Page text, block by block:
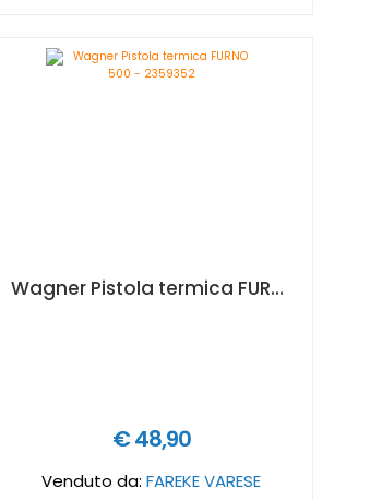
Wagner Pistola termica FURNO 500 - 2359352
€ 48,90
Venduto da:FAREKE VARESE